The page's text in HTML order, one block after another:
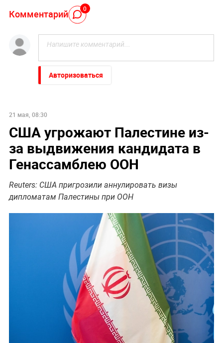
Комментарий 0
Авторизоваться
21 мая, 08:30
США угрожают Палестине из-
за выдвижения кандидата в
Генассамблею ООН
Reuters: США пригрозили аннулировать визы
дипломатам Палестины при ООН